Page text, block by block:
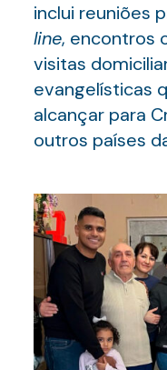
inclui reuniões
line, encontros
visitas
evangelísticas
alcançar para
outros países